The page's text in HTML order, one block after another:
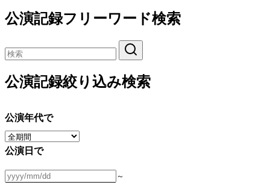
公演記録フリーワード検索
公演記録絞り込み検索
公演年代で
公演日で
～